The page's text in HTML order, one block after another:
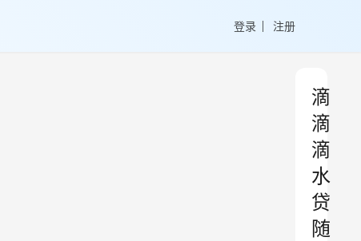
登录 注册
滴
滴
滴
水
贷
随